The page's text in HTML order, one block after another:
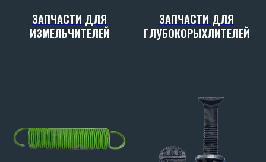
ЗАПЧАСТИ ДЛЯ
ИЗМЕЛЬЧИТЕЛЕЙ
ЗАПЧАСТИ ДЛЯ
ГЛУБОКОРЫХЛИТЕЛЕЙ